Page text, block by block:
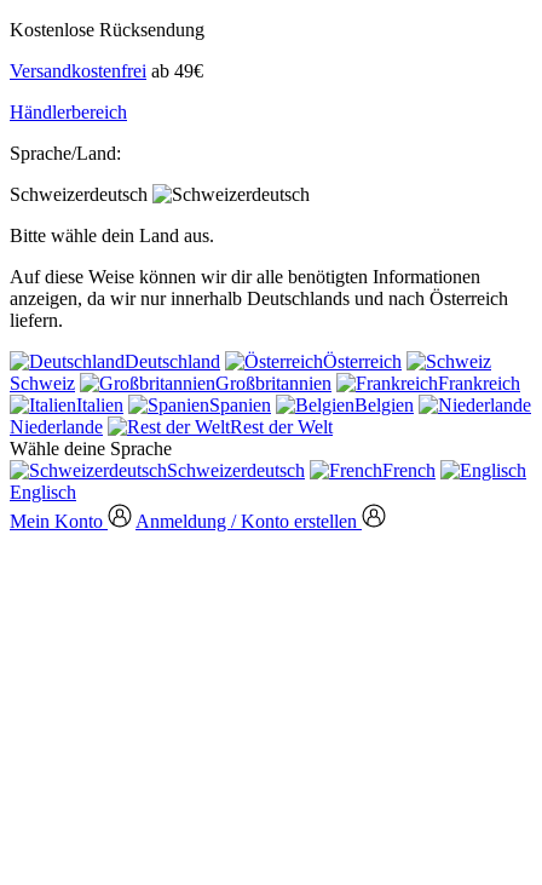
Kostenlose Rücksendung
Versandkostenfrei ab 49€
Händlerbereich
Sprache/Land:
Schweizerdeutsch
Bitte wähle dein Land aus.
Auf diese Weise können wir dir alle benötigten Informationen
anzeigen, da wir nur innerhalb Deutschlands und nach Österreich
liefern.
Deutschland
Österreich
Schweiz
Großbritannien
Frankreich
Italien
Spanien
Belgien
Niederlande
Rest der Welt
Wähle deine Sprache
Schweizerdeutsch
French
Englisch
Mein Konto
Anmeldung / Konto erstellen